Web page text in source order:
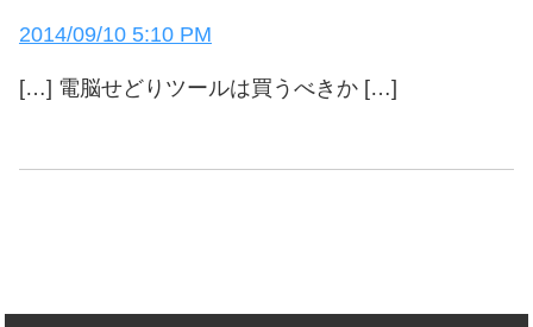
2014/09/10 5:10 PM
[…] 電脳せどりツールは買うべきか […]